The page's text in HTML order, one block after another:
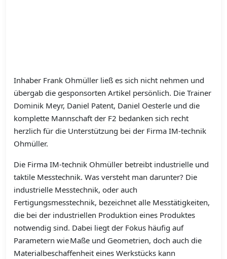
Inhaber Frank Ohmüller ließ es sich nicht nehmen und
übergab die gesponsorten Artikel persönlich. Die Trainer
Dominik Meyr, Daniel Patent, Daniel Oesterle und die
komplette Mannschaft der F2 bedanken sich recht
herzlich für die Unterstützung bei der Firma IM-technik
Ohmüller.
Die Firma IM-technik Ohmüller betreibt industrielle und
taktile Messtechnik. Was versteht man darunter? Die
industrielle Messtechnik, oder auch
Fertigungsmesstechnik, bezeichnet alle Messtätigkeiten,
die bei der industriellen Produktion eines Produktes
notwendig sind. Dabei liegt der Fokus häufig auf
Parametern wie Maße und Geometrien, doch auch die
Materialbeschaffenheit eines Werkstücks kann